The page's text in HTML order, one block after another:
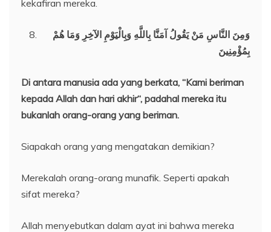
kekafiran mereka.
وَمِنَ النَّاسِ مَنْ يَقُولُ آمَنَّا بِاللَّهِ وَبِالْيَوْمِ الآخِرِ وَمَا هُمْ
بِمُؤْمِنِينَ
Di antara manusia ada yang berkata, “Kami beriman
kepada Allah dan hari akhir“, padahal mereka itu
bukanlah orang-orang yang beriman.
Siapakah orang yang mengatakan demikian?
Merekalah orang-orang munafik. Seperti apakah
sifat mereka?
Allah menyebutkan dalam ayat ini bahwa mereka